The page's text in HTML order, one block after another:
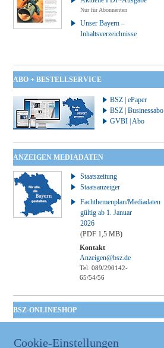
Nur für Abonnenten
Unser Bayern –
Inhaltsverzeichnisse
ABO + BESTELLSERVICE
BSZ | ePaper
BSZ | Businessabo
GVBI | Abo
ANZEIGEN MEDIADATEN
Staatszeitung
Staatsanzeiger
Fachthemenplan/Mediadaten
gültig ab 1. Januar
2026
(PDF 1,5 MB)
Kontakt
Anzeigen@bsz.de
Tel. 089/290142-
65/54/56
BSZ-ONLINESHOP
Taschenbuch
Cookie-Einstellungen